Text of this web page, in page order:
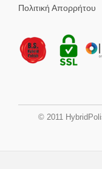
Πολιτική Απορρήτου
© 2011